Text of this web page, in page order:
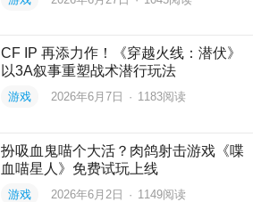
CF IP 再添力作！《穿越火线：潜伏》
以3A叙事重塑战术潜行玩法
游戏 2026年6月7日 · 1183阅读
扮吸血鬼喵个大活？肉鸽射击游戏《喋
血喵星人》免费试玩上线
游戏 2026年6月2日 · 1149阅读